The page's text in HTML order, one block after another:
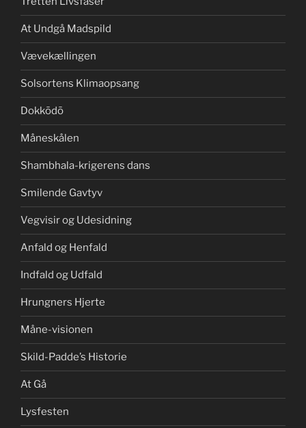
At Undgå Madspild
Vævekællingen
Solsortens Klimaopsang
Dokkōdō
Måneskålen
Shambhala-krigerens dans
Smilende Gavtyv
Vegvisir og Udesidning
Anfald og Henfald
Indfald og Udfald
Hrungners Hjerte
Måne-visionen
Skild-Padde’s Historie
At Gå
Lysfesten